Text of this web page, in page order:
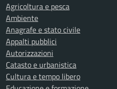
Agricoltura e pesca
Ambiente
Anagrafe e stato civile
Appalti pubblici
Autorizzazioni
Catasto e urbanistica
Cultura e tempo libero